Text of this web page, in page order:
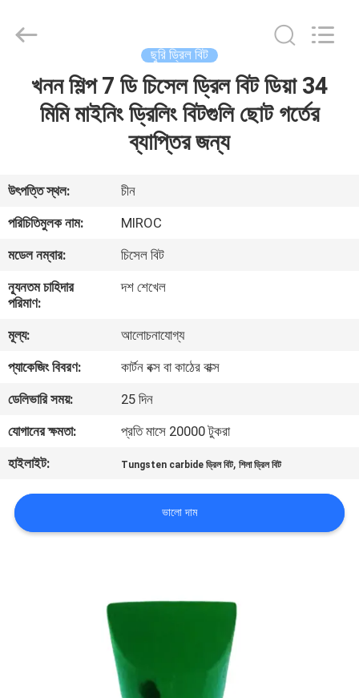
আমাদের
সম্পর্কে
কারখানা
ভ্রমণ
মান
নিয়ন্ত্রণ
যোগাযোগ
করুন
উদ্ধৃতির
জন্য
ছুরি ড্রিল বিট
খনন শিল্প 7 ডি চিসেল ড্রিল বিট ডিয়া 34
মিমি মাইনিং ড্রিলিং বিটগুলি ছোট গর্তের
ব্যাপ্তির জন্য
উৎপত্তি স্থল:
চীন
পরিচিতিমুলক নাম:
MIROC
মডেল নম্বার:
চিসেল বিট
ন্যূনতম চাহিদার
পরিমাণ:
দশ শেখেল
মূল্য:
আলোচনাযোগ্য
প্যাকেজিং বিবরণ:
কার্টন বক্স বা কাঠের বাক্স
ডেলিভারি সময়:
25 দিন
যোগানের ক্ষমতা:
প্রতি মাসে 20000 টুকরা
হাইলাইট:
Tungsten carbide ড্রিল বিট,শিলা ড্রিল বিট
ভালো দাম